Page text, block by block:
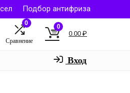
Подбор антифриза
0
Сравнение
0
0.00 ₽
Вход